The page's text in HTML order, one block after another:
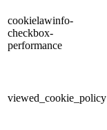
cookielawinfo-
checkbox-
performance
viewed_cookie_policy